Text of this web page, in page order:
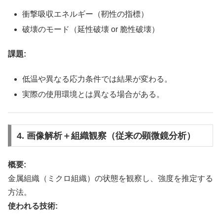
衝撃吸収エネルギー（靭性の指標）
破壊のモード（延性破壊 or 脆性破壊）
課題:
低温や異なる応力条件では結果が変わる。
実際の使用環境とは異なる場合がある。
4. 画像解析＋組織観察（従来の顕微鏡分析）
概要:
金属組織（ミクロ組織）の状態を観察し、強度を推定する
方法。
使われる技術: